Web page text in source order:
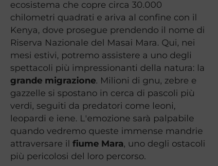
ecosistema che copre circa 30.000
chilometri quadrati e ariva al confine con il
Kenya, dove prosegue prendendo il nome di
Riserva Nazionale del Masai Mara. Qui, nei
mesi estivi, potremo assistere a uno degli
spettacoli più impressionanti della natura: la
grande migrazione. Milioni di gnu, zebre e
gazzelle si spostano in cerca di pascoli più
verdi, seguiti da predatori come leoni,
leopardi e iene. L'emozione sarà palpabile
quando vedremo queste immense mandrie
attraversare il fiume Mara, uno degli ostacoli
più pericolosi del loro percorso.